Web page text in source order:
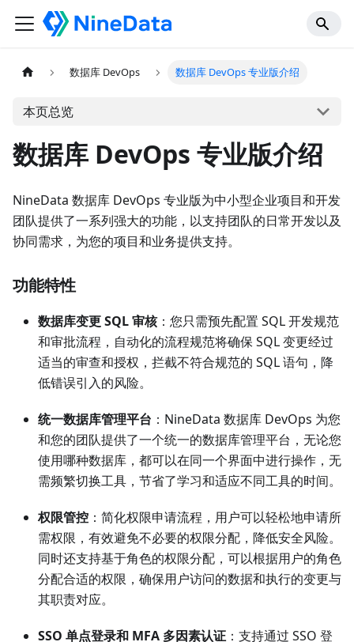
数据库 DevOps 数据库 DevOps 专业版介绍
本页总览
数据库 DevOps 专业版介绍
NineData 数据库 DevOps 专业版为中小型企业项目和开发
团队提供了一系列强大的功能，以支持团队的日常开发以及
协同需求，为您的项目和业务提供支持。
功能特性
数据库变更 SQL 审核：您只需预先配置 SQL 开发规范
和审批流程，自动化的流程规范将确保 SQL 变更经过
适当的审查和授权，拦截不符合规范的 SQL 语句，降
低错误引入的风险。
统一数据库管理平台 ：NineData 数据库 DevOps 为您
和您的团队提供了一个统一的数据库管理平台，无论您
使用哪种数据库，都可以在同一个界面中进行操作，无
需频繁切换工具，节省了学习和适应不同工具的时间。
权限管控 ：简化权限申请流程，用户可以轻松地申请所
需权限，有效避免不必要的权限分配，降低安全风险。
同时还支持基于角色的权限分配，可以根据用户的角色
分配合适的权限，确保用户访问的数据和执行的变更与
其职责对应。
SSO 单点登录和 MFA 多因素认证 ：支持通过 SSO 登